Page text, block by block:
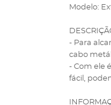
Modelo:
- Para
cabo
- Com ele
fácil,